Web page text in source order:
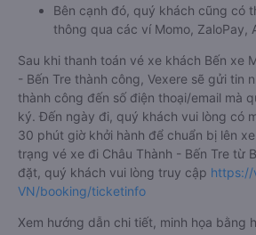
Bên cạnh đó, quý khách cũng có
thông qua các ví Momo, ZaloPay,
Sau khi thanh toán vé xe khách Bến xe
- Bến Tre thành công, Vexere sẽ gửi tin
thành công đến số điện thoại/email mà
ký. Đến ngày đi, quý khách vui lòng có
30 phút giờ khởi hành để chuẩn bị lên
trạng vé xe đi Châu Thành - Bến Tre từ
đặt, quý khách vui lòng truy cập https://
VN/booking/ticketinfo
Xem hướng dẫn chi tiết, minh họa bằng